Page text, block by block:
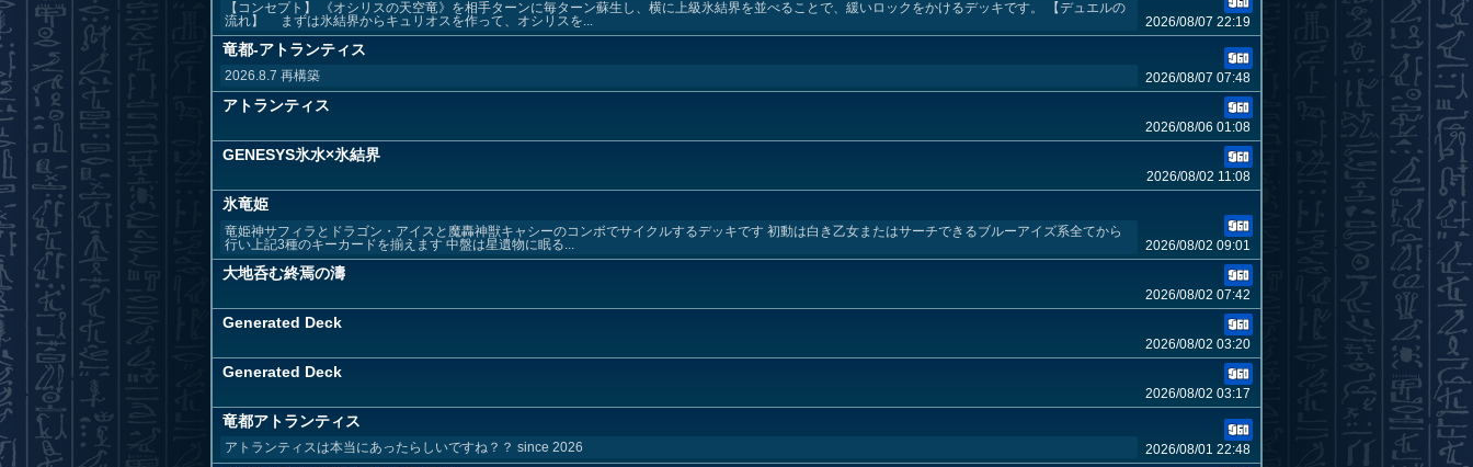
【コンセプト】 《オシリスの天空竜》を相手ターンに毎ターン蘇生し、横に上級氷結界を並べることで、緩いロックをかけるデッキです。 【デュエルの
流れ】 まずは氷結界からキュリオスを作って、オシリスを...
2026/08/07 22:19
竜都-アトランティス
2026.8.7 再構築 2026/08/07 07:48
アトランティス
2026/08/06 01:08
GENESYS氷水×氷結界
2026/08/02 11:08
氷竜姫
竜姫神サフィラとドラゴン・アイスと魔轟神獣キャシーのコンボでサイクルするデッキです 初動は白き乙女またはサーチできるブルーアイズ系全てから
行い上記3種のキーカードを揃えます 中盤は星遺物に眠る...
2026/08/02 09:01
大地呑む終焉の濤
2026/08/02 07:42
Generated Deck
2026/08/02 03:20
Generated Deck
2026/08/02 03:17
竜都アトランティス
アトランティスは本当にあったらしいですね？？ since 2026 2026/08/01 22:48